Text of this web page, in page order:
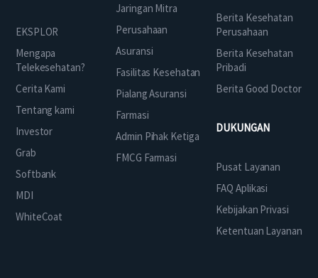
EKSPLOR
Mengapa
Telekesehatan?
Cerita Kami
Tentang kami
Investor
Grab
Softbank
MDI
WhiteCoat
Jaringan Mitra
Perusahaan
Asuransi
Fasilitas Kesehatan
Pialang Asuransi
Farmasi
Admin Pihak Ketiga
FMCG Farmasi
Berita Kesehatan
Perusahaan
Berita Kesehatan
Pribadi
Berita Good Doctor
DUKUNGAN
Pusat Layanan
FAQ Aplikasi
Kebijakan Privasi
Ketentuan Layanan